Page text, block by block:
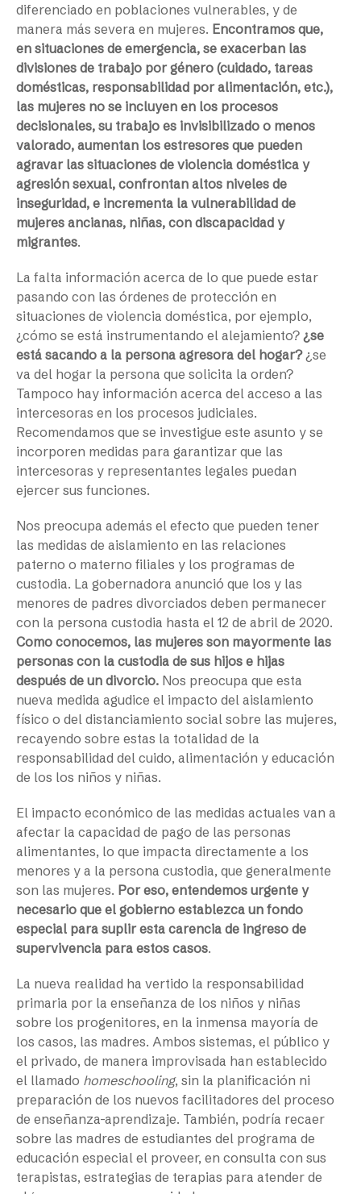
diferenciado en poblaciones vulnerables, y de
manera más severa en mujeres. Encontramos que,
en situaciones de emergencia, se exacerban las
divisiones de trabajo por género (cuidado, tareas
domésticas, responsabilidad por alimentación, etc.),
las mujeres no se incluyen en los procesos
decisionales, su trabajo es invisibilizado o menos
valorado, aumentan los estresores que pueden
agravar las situaciones de violencia doméstica y
agresión sexual, confrontan altos niveles de
inseguridad, e incrementa la vulnerabilidad de
mujeres ancianas, niñas, con discapacidad y
migrantes.
La falta información acerca de lo que puede estar
pasando con las órdenes de protección en
situaciones de violencia doméstica, por ejemplo,
¿cómo se está instrumentando el alejamiento? ¿se
está sacando a la persona agresora del hogar?¿se
va del hogar la persona que solicita la orden?
Tampoco hay información acerca del acceso a las
intercesoras en los procesos judiciales.
Recomendamos que se investigue este asunto y se
incorporen medidas para garantizar que las
intercesoras y representantes legales puedan
ejercer sus funciones.
Nos preocupa además el efecto que pueden tener
las medidas de aislamiento en las relaciones
paterno o materno filiales y los programas de
custodia. La gobernadora anunció que los y las
menores de padres divorciados deben permanecer
con la persona custodia hasta el 12 de abril de 2020.
Como conocemos, las mujeres son mayormente las
personas con la custodia de sus hijos e hijas
después de un divorcio. Nos preocupa que esta
nueva medida agudice el impacto del aislamiento
físico o del distanciamiento social sobre las mujeres,
recayendo sobre estas la totalidad de la
responsabilidad del cuido, alimentación y educación
de los los niños y niñas.
El impacto económico de las medidas actuales van a
afectar la capacidad de pago de las personas
alimentantes, lo que impacta directamente a los
menores y a la persona custodia, que generalmente
son las mujeres. Por eso, entendemos urgente y
necesario que el gobierno establezca un fondo
especial para suplir esta carencia de ingreso de
supervivencia para estos casos.
La nueva realidad ha vertido la responsabilidad
primaria por la enseñanza de los niños y niñas
sobre los progenitores, en la inmensa mayoría de
los casos, las madres. Ambos sistemas, el público y
el privado, de manera improvisada han establecido
el llamado homeschooling, sin la planificación ni
preparación de los nuevos facilitadores del proceso
de enseñanza-aprendizaje. También, podría recaer
sobre las madres de estudiantes del programa de
educación especial el proveer, en consulta con sus
terapistas, estrategias de terapias para atender de